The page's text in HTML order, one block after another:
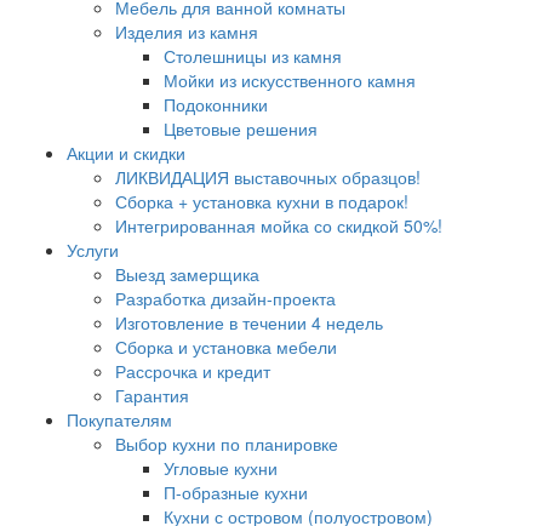
Мебель для ванной комнаты
Изделия из камня
Столешницы из камня
Мойки из искусственного камня
Подоконники
Цветовые решения
Акции и скидки
ЛИКВИДАЦИЯ выставочных образцов!
Сборка + установка кухни в подарок!
Интегрированная мойка со скидкой 50%!
Услуги
Выезд замерщика
Разработка дизайн-проекта
Изготовление в течении 4 недель
Сборка и установка мебели
Рассрочка и кредит
Гарантия
Покупателям
Выбор кухни по планировке
Угловые кухни
П-образные кухни
Кухни с островом (полуостровом)